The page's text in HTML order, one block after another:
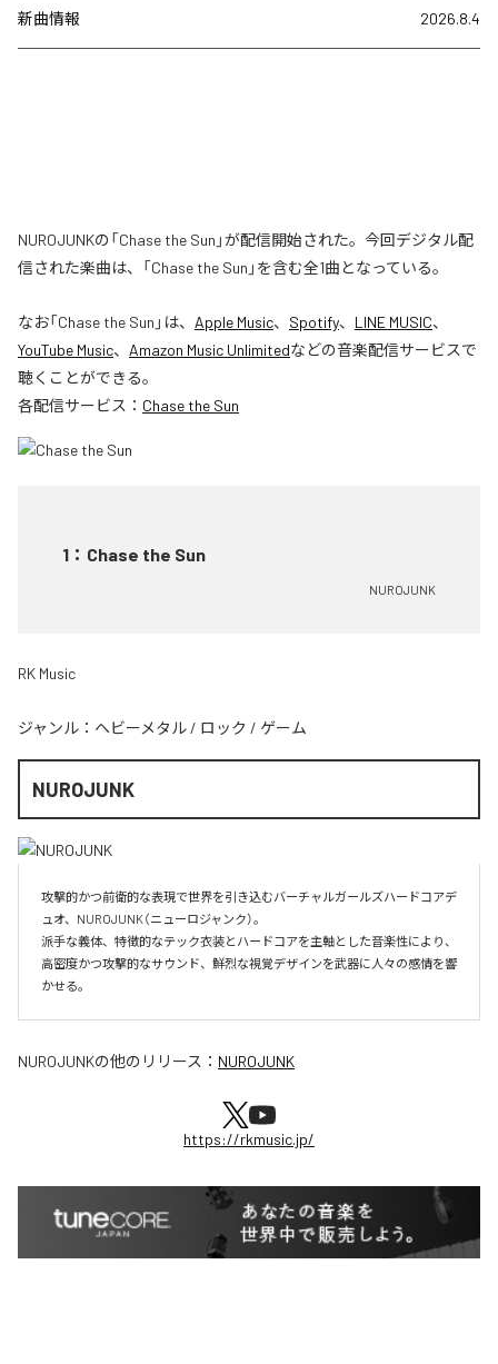
新曲情報 2026.8.4
NUROJUNKの「Chase the Sun」が配信開始された。今回デジタル配
信された楽曲は、「Chase the Sun」を含む全1曲となっている。
なお「Chase the Sun 」は、 Apple Music、 Spotify、 LINE MUSIC、
YouTube Music、 Amazon Music Unlimitedなどの音楽配信サービスで
聴くことができる。
各配信サービス： Chase the Sun
1 ： Chase the Sun
NUROJUNK
RK Music
ジャンル： ヘビーメタル / ロック / ゲーム
NUROJUNK
攻撃的かつ前衛的な表現で世界を引き込むバーチャルガールズハードコアデ
ュオ、NUROJUNK（ニューロジャンク）。
派手な義体、特徴的なテック衣装とハードコアを主軸とした音楽性により、
高密度かつ攻撃的なサウンド、鮮烈な視覚デザインを武器に人々の感情を響
かせる。
NUROJUNKの他のリリース： NUROJUNK
https://rkmusic.jp/